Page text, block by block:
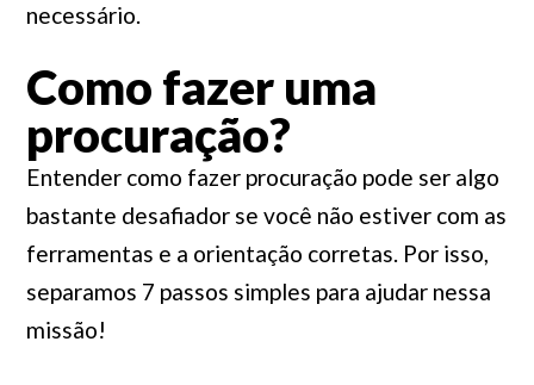
necessário.
Como fazer uma
procuração?
Entender como fazer procuração pode ser algo
bastante desafiador se você não estiver com as
ferramentas e a orientação corretas. Por isso,
separamos 7 passos simples para ajudar nessa
missão!